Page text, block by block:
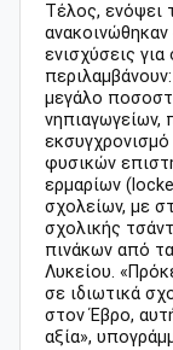
Τέλος, ενόψει
ενισχύσεις
μεγάλο
νηπιαγωγείων,
φυσικών
ερμαρίων
σχολείων, με
σχολικής
πινάκων από
Λυκείου.
σε ιδιωτικά
στον Έβρο,
αξία»,